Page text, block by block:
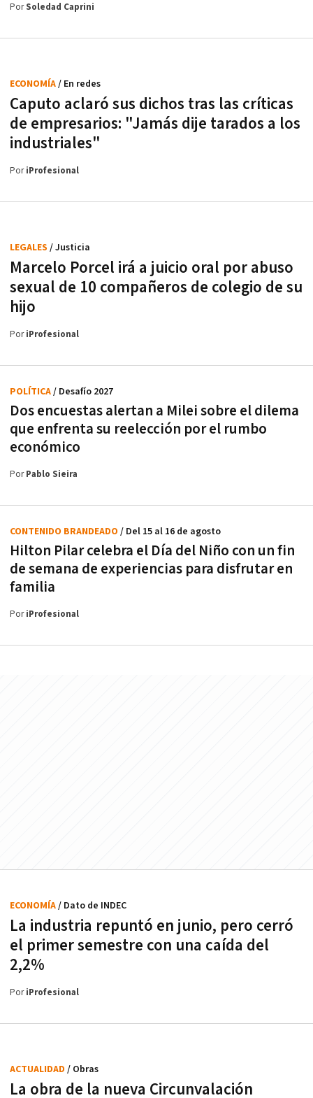
PorSoledad Caprini
Caputo aclaró sus dichos tras las críticas
de empresarios: "Jamás dije tarados a los
industriales"
ECONOMÍA/ En redes
PoriProfesional
Marcelo Porcel irá a juicio oral por abuso
sexual de 10 compañeros de colegio de su
hijo
LEGALES / Justicia
PoriProfesional
Dos encuestas alertan a Milei sobre el dilema
que enfrenta su reelección por el rumbo
económico
POLÍTICA/ Desafío 2027
PorPablo Sieira
Hilton Pilar celebra el Día del Niño con un fin
de semana de experiencias para disfrutar en
familia
CONTENIDO BRANDEADO / Del 15 al 16 de agosto
PoriProfesional
La industria repuntó en junio, pero cerró
el primer semestre con una caída del
2,2%
ECONOMÍA/ Dato de INDEC
PoriProfesional
La obra de la nueva Circunvalación
ACTUALIDAD / Obras